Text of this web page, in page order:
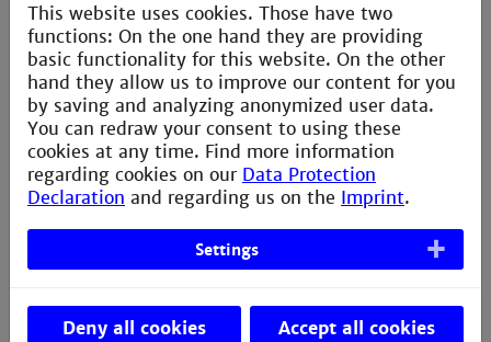
Die Master-Studiengänge
Geh' außerdem auf Insta und schau' Dir an, was
unsere Studis so machen.
Unser Insta-Channel
Kurzvideos über die Studiengänge
This website uses cookies. Those have two
functions: On the one hand they are providing
basic functionality for this website. On the other
hand they allow us to improve our content for you
by saving and analyzing anonymized user data.
You can redraw your consent to using these
cookies at any time. Find more information
regarding cookies on our Data Protection
Declaration and regarding us on the Imprint.
Settings
Deny all cookies Accept all cookies